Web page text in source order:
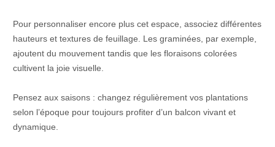
Pour personnaliser encore plus cet espace, associez différentes
hauteurs et textures de feuillage. Les graminées, par exemple,
ajoutent du mouvement tandis que les floraisons colorées
cultivent la joie visuelle.
Pensez aux saisons : changez régulièrement vos plantations
selon l’époque pour toujours profiter d’un balcon vivant et
dynamique.